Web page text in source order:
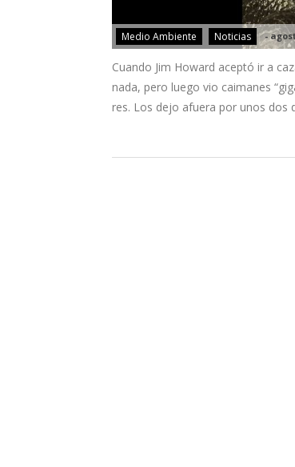
Medio Ambiente Noticias -
Cuando Jim Howard aceptó ir a
nada, pero luego vio caimanes
res. Los dejo afuera por unos dos